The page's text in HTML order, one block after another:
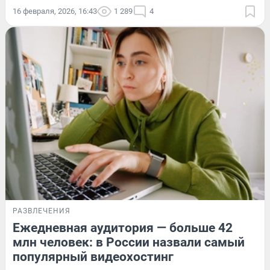
16 февраля, 2026, 16:43 1 289 4
РАЗВЛЕЧЕНИЯ
Ежедневная аудитория — больше 42
млн человек: в России назвали самый
популярный видеохостинг